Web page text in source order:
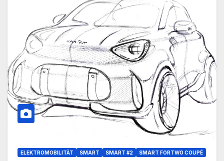
ELEKTROMOBILITÄT SMART SMART #2 SMART FORTWO COUPÉ